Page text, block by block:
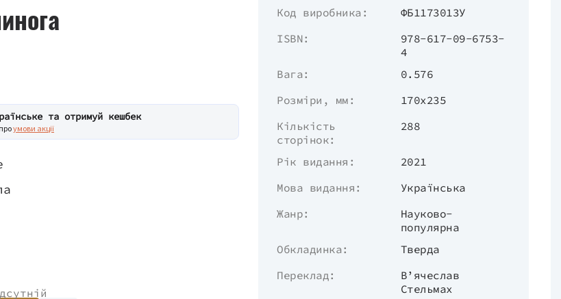
та отримуй кешбек
умови акції
Код виробника:
ФБ1173013У
ISBN:
978-617-09-6753-
4
Вага:
0.576
Розміри, мм:
170x235
Кількість
сторінок:
288
Рік видання:
2021
Мова видання:
Українська
Жанр:
Науково-
популярна
Обкладинка:
Тверда
Переклад:
В’ячеслав
Стельмах